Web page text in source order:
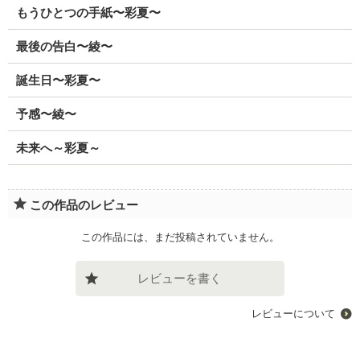
もうひとつの手紙〜彩夏〜
最後の告白〜綾〜
誕生日〜彩夏〜
予感〜綾〜
未来へ～彩夏～
この作品のレビュー
この作品には、まだ投稿されていません。
レビューを書く
レビューについて